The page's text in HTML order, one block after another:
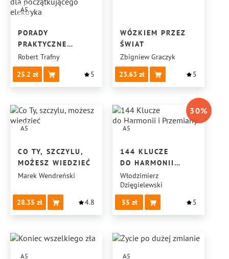
A5
PORADY
PRAKTYCZNE
DLA POCZĄTKUJĄCEGO
ELEKTRYKA
Robert Trafny
25.2
5
WÓZKIEM PRZEZ
ŚWIAT
Zbigniew Graczyk
23.63
5
A5
CO TY, SZCZYLU,
MOŻESZ WIEDZIEĆ
Marek Wendreński
28.35 4.8
A5
30%
144 KLUCZE
DO HARMONII
I PRZEMIANY
Włodzimierz
Dzięgielewski
55
5
A5 A5